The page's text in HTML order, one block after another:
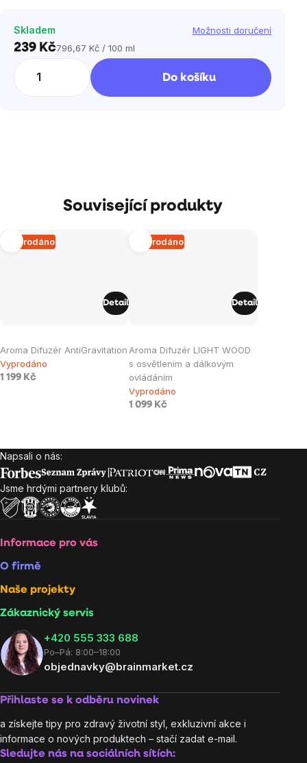
Skladem Možnosti doručení
239 KčMěrná
796,67 Kč / 100 ml
Do košíku
Související produkty
Vyprodáno
Aroma Difuzér AntiGravitation
Vyprodáno
1 199 Kč
Detail
Vyprodáno
Aroma Difuzér LIGHT WOOD
s osvětlením a dálkovým
ovládáním
Vyprodáno
1 099 Kč
Detail
Zápatí
Napsali o nás:
Jsme hrdými partnery klubů:
Informace pro vás
O firmě
Naše projekty
Zákaznický servis
‭+420 555 333 688
Po–Pá: 8:00–18:00
objednavky@brainmarket.cz
Přihlaste se k odběru novinek
a získejte tipy pro zdravý životní styl, exkluzivní akce i
informace o nových produktech – stačí zadat e-mail.
Sledujte nás na sociálních sítích: